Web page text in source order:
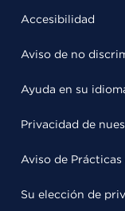
Accesibilidad
Aviso de no
Ayuda en su
Privacidad de
Aviso de
Su elección de